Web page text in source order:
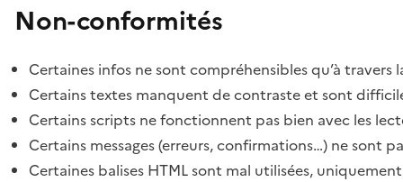
Non-conformités
Certaines infos ne sont compréhensibles qu’à travers
Certains textes manquent de contraste et sont
Certains scripts ne fonctionnent pas bien avec les
Certains messages (erreurs, confirmations…) ne sont
Certaines balises HTML sont mal utilisées,